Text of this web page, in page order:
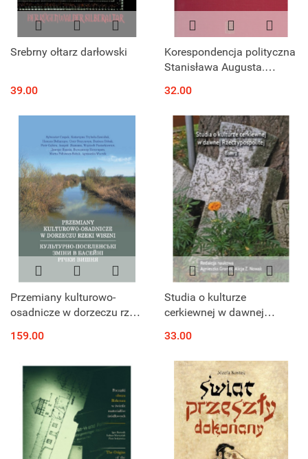
Srebrny ołtarz darłowski
39.00
Korespondencja polityczna
Stanisława Augusta.
32.00
Przemiany kulturowo-
osadnicze w dorzeczu rzeki
wczesnej epoce żelaza z
159.00
Studia o kulturze
cerkiewnej w dawnej
33.00